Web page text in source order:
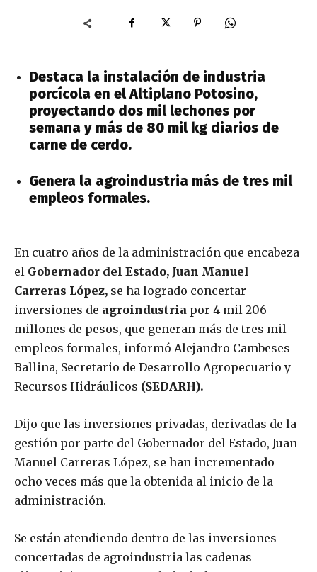
Destaca la instalación de industria
porcícola en el Altiplano Potosino,
proyectando dos mil lechones por
semana y más de 80 mil kg diarios de
carne de cerdo.
Genera la agroindustria más de tres mil
empleos formales.
En cuatro años de la administración que encabeza
el Gobernador del Estado, Juan Manuel
Carreras López, se ha logrado concertar
inversiones de agroindustria por 4 mil 206
millones de pesos, que generan más de tres mil
empleos formales, informó Alejandro Cambeses
Ballina, Secretario de Desarrollo Agropecuario y
Recursos Hidráulicos (SEDARH).
Dijo que las inversiones privadas, derivadas de la
gestión por parte del Gobernador del Estado, Juan
Manuel Carreras López, se han incrementado
ocho veces más que la obtenida al inicio de la
administración.
Se están atendiendo dentro de las inversiones
concertadas de agroindustria las cadenas